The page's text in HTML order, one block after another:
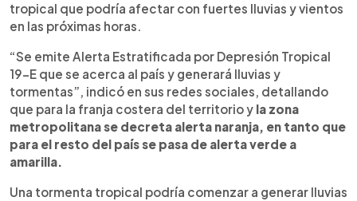
tropical que podría afectar con fuertes lluvias y vientos
en las próximas horas.
“Se emite Alerta Estratificada por Depresión Tropical
19-E que se acerca al país y generará lluvias y
tormentas”, indicó en sus redes sociales, detallando
que para la franja costera del territorio y la zona
metropolitana se decreta alerta naranja, en tanto que
para el resto del país se pasa de alerta verde a
amarilla.
Una tormenta tropical podría comenzar a generar lluvias